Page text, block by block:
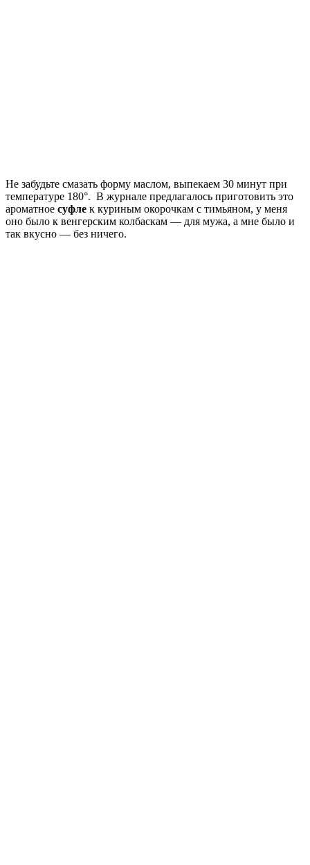
Не забудьте смазать форму маслом, выпекаем 30 минут при
температуре 180°. В журнале предлагалось приготовить это
ароматное суфле к куриным окорочкам с тимьяном, у меня
оно было к венгерским колбаскам — для мужа, а мне было и
так вкусно — без ничего.